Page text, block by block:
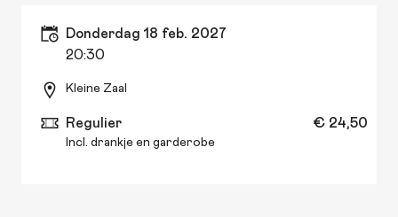
donderdag 18 feb. 2027
20:30
Kleine Zaal
Regulier € 24,50
Incl. drankje en garderobe